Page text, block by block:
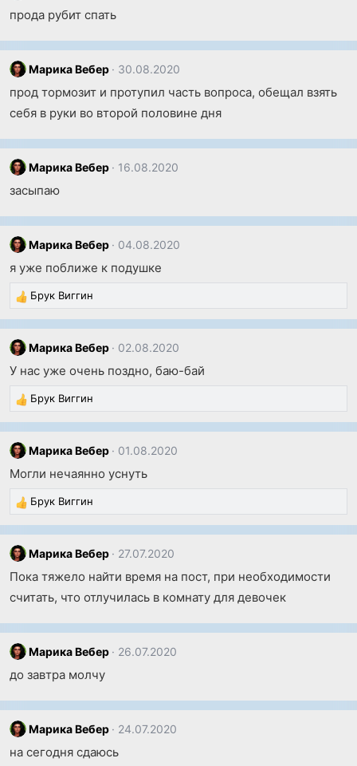
прода рубит спать
Марика Вебер 30.08.2020
прод тормозит и протупил часть вопроса, обещал взять
себя в руки во второй половине дня
Марика Вебер 16.08.2020
засыпаю
Марика Вебер 04.08.2020
я уже поближе к подушке
Р
е
а
к
:
Брук Виггин
Марика Вебер 02.08.2020
У нас уже очень поздно, баю-бай
Р
е
а
к
и
:
Брук Виггин
Марика Вебер 01.08.2020
Могли нечаянно уснуть
Р
е
а
к
и
и
Брук Виггин
Марика Вебер 27.07.2020
Пока тяжело найти время на пост, при необходимости
считать, что отлучилась в комнату для девочек
Марика Вебер 26.07.2020
до завтра молчу
Марика Вебер 24.07.2020
на сегодня сдаюсь